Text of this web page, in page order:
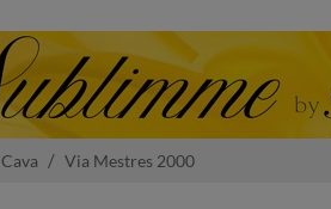
Cava Via Mestres 2000